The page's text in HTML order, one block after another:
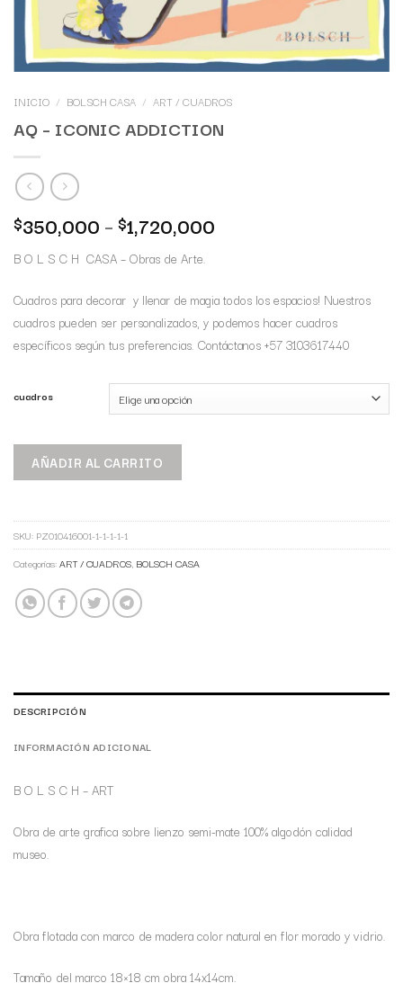
INICIO / BOLSCH CASA / ART / CUADROS
AQ – ICONIC ADDICTION
$350,000 – $1,720,000
B O L S C H CASA – Obras de Arte.
Cuadros para decorar y llenar de magia todos los espacios! Nuestros
cuadros pueden ser personalizados, y podemos hacer cuadros
específicos según tus preferencias. Contáctanos +57 3103617440
cuadros
AÑADIR AL CARRITO
SKU: PZ010416001-1-1-1-1-1
Categorías:ART / CUADROS, BOLSCH CASA
DESCRIPCIÓN
INFORMACIÓN ADICIONAL
B O L S C H – ART
Obra de arte grafica sobre lienzo semi-mate 100% algodón calidad
museo.
Obra flotada con marco de madera color natural en flor morado y vidrio.
Tamaño del marco 18×18 cm obra 14x14cm.